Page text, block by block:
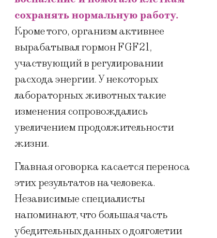
сохранять нормальную работу.
Кроме того, организм активнее
вырабатывал гормон FGF21,
участвующий в регулировании
расхода энергии. У некоторых
лабораторных животных такие
изменения сопровождались
увеличением продолжительности
жизни.
Главная оговорка касается переноса
этих результатов на человека.
Независимые специалисты
напоминают, что большая часть
убедительных данных о долголетии